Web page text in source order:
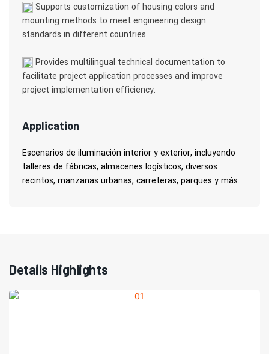
Supports customization of housing colors and
mounting methods to meet engineering design
standards in different countries.
Provides multilingual technical documentation to
facilitate project application processes and improve
project implementation efficiency.
Application
Escenarios de iluminación interior y exterior, incluyendo
talleres de fábricas, almacenes logísticos, diversos
recintos, manzanas urbanas, carreteras, parques y más.
Details Highlights